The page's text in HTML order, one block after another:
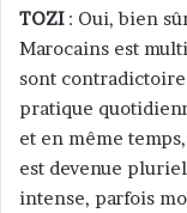
TOZI: Oui, bien
Marocains est
sont
pratique
et en même
est devenue
intense, parfois